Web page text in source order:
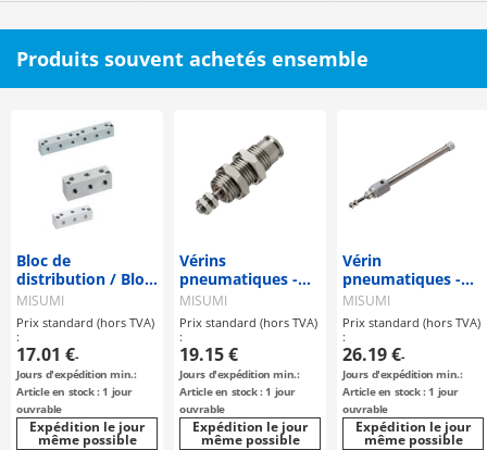
Produits souvent achetés ensemble
Bloc de
distribution / Bloc
de distribution
air/eau/hydraulique
/ - version avec
trou en T -
MISUMI
Prix standard (hors TVA)
:
17.01 €-
Jours d'expédition min.:
Article en stock : 1 jour
ouvrable
Expédition le jour
même possible
Vérins
pneumatiques -
Montage sur
panneau, à simple
effet
MISUMI
Prix standard (hors TVA)
:
19.15 €
Jours d'expédition min.:
Article en stock : 1 jour
ouvrable
Expédition le jour
même possible
Vérin
pneumatiques -
Stylet, double
action
MISUMI
Prix standard (hors TVA)
:
26.19 €-
Jours d'expédition min.:
Article en stock : 1 jour
ouvrable
Expédition le jour
même possible